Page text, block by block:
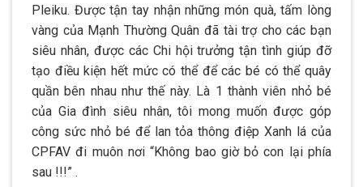
Pleiku. Được tận tay nhận những món quà, tấm lòng
vàng của Mạnh Thường Quân đã tài trợ cho các bạn
siêu nhân, được các Chi hội trưởng tận tình giúp đỡ
tạo điều kiện hết mức có thể để các bé có thể quây
quần bên nhau như thế này. Là 1 thành viên nhỏ bé
của Gia đình siêu nhân, tôi mong muốn được góp
công sức nhỏ bé để lan tỏa thông điệp Xanh lá của
CPFAV đi muôn nơi “Không bao giờ bỏ con lại phía
sau !!!” .